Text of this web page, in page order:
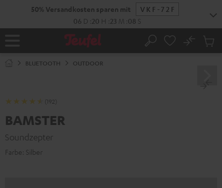
50% Versandkosten sparen mit
VKF-72F
06 D 20 H 23 M 07 S
Startseite Suche
No
BLUETOOTH OUTDOOR
(192)
BAMSTER
Soundzepter
Farbe: Silber